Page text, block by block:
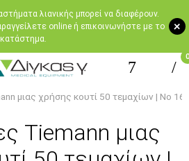
+
λιανικής μπορεί να διαφέρουν.
online ή επικοινωνήστε με το
κατάστημα.
0
μιας χρήσης κουτί 50 τεμαχίων | Νο 16
Tiemann μιας